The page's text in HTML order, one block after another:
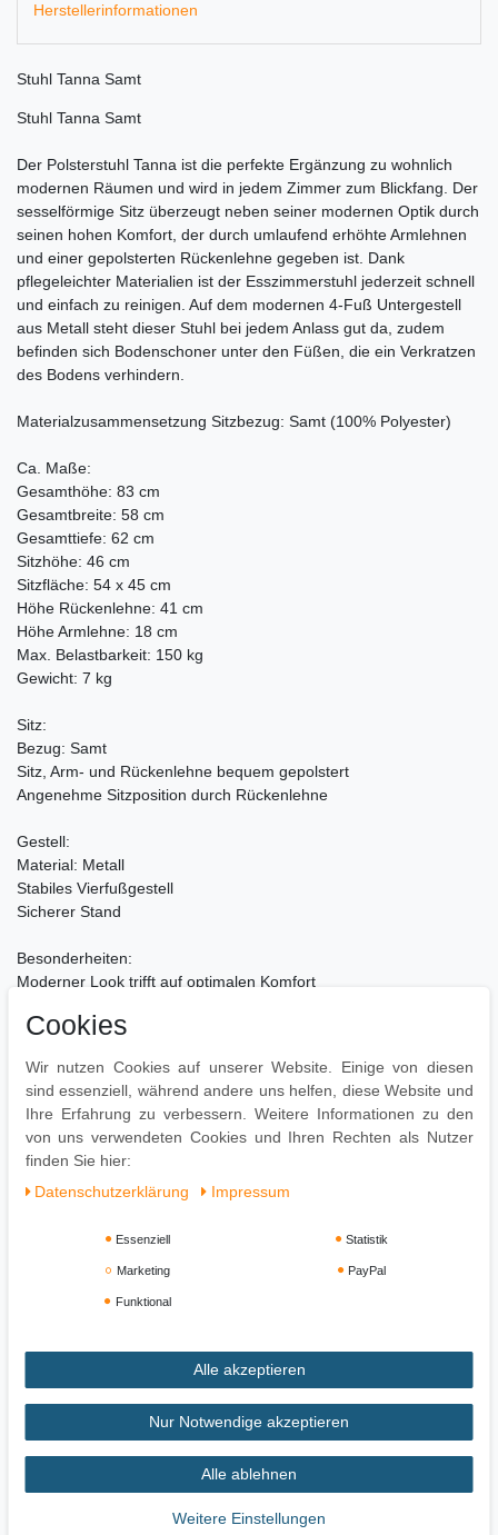
Herstellerinformationen
Stuhl Tanna Samt
Stuhl Tanna Samt
Der Polsterstuhl Tanna ist die perfekte Ergänzung zu wohnlich
modernen Räumen und wird in jedem Zimmer zum Blickfang. Der
sesselförmige Sitz überzeugt neben seiner modernen Optik durch
seinen hohen Komfort, der durch umlaufend erhöhte Armlehnen
und einer gepolsterten Rückenlehne gegeben ist. Dank
pflegeleichter Materialien ist der Esszimmerstuhl jederzeit schnell
und einfach zu reinigen. Auf dem modernen 4-Fuß Untergestell
aus Metall steht dieser Stuhl bei jedem Anlass gut da, zudem
befinden sich Bodenschoner unter den Füßen, die ein Verkratzen
des Bodens verhindern.
Materialzusammensetzung Sitzbezug: Samt (100% Polyester)
Ca. Maße:
Gesamthöhe: 83 cm
Gesamtbreite: 58 cm
Gesamttiefe: 62 cm
Sitzhöhe: 46 cm
Sitzfläche: 54 x 45 cm
Höhe Rückenlehne: 41 cm
Höhe Armlehne: 18 cm
Max. Belastbarkeit: 150 kg
Gewicht: 7 kg
Sitz:
Bezug: Samt
Sitz, Arm- und Rückenlehne bequem gepolstert
Angenehme Sitzposition durch Rückenlehne
Gestell:
Material: Metall
Stabiles Vierfußgestell
Sicherer Stand
Besonderheiten:
Moderner Look trifft auf optimalen Komfort
Strapazierfähiger & pflegeleichter Bezug
Pflegehinweise:
Leichte Verschmutzung mit feuchtem Baumwolltuch abwischen
Oberflächen nur mit geeignetem Aufsatz absaugen
Keine Haushaltsreiniger verwenden
Impressum Daten­schutz­erklärung AGB
Widerrufs­recht Vertrag widerrufen
Cookies
Wir nutzen Cookies auf unserer Website. Einige von diesen
sind essenziell, während andere uns helfen, diese Website und
Ihre Erfahrung zu verbessern. Weitere Informationen zu den
von uns verwendeten Cookies und Ihren Rechten als Nutzer
finden Sie hier:
Daten­schutz­erklärung
Impressum
Essenziell Statistik
Marketing PayPal
Funktional
Alle akzeptieren
Nur Notwendige akzeptieren
Alle ablehnen
Weitere Einstellungen